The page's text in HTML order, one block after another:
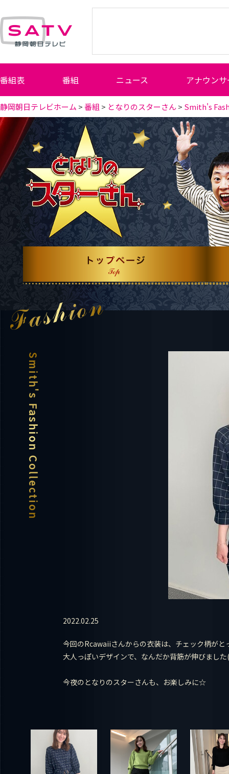
番組表 番組 ニュース アナウン
静岡朝日テレビホーム >番組 > となりのスターさん> Smith's
Smith's Fashion Collection
2022.02.25
今回のRcawaiiさんからの衣装は、チェック柄が
大人っぽいデザインで、なんだか背筋が伸びまし
今夜のとなりのスターさんも、お楽しみに☆